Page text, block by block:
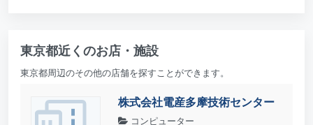
東京都近くのお店・施設
東京都周辺のその他の店舗を探すことができます。
株式会社電産多摩技術センター
コンピューター